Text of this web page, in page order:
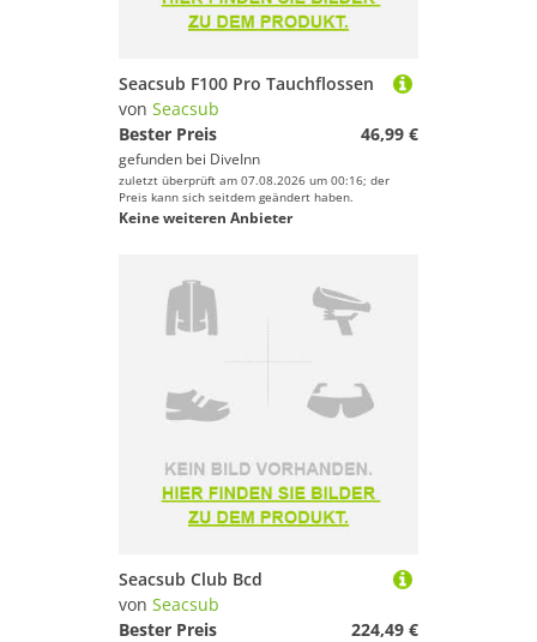
Seacsub F100 Pro Tauchflossen
von Seacsub
Bester Preis
46,99 €
gefunden bei DiveInn
zuletzt überprüft am 07.08.2026 um 00:16; der
Preis kann sich seitdem geändert haben.
Keine weiteren Anbieter
Seacsub Club Bcd
von Seacsub
Bester Preis
224,49 €